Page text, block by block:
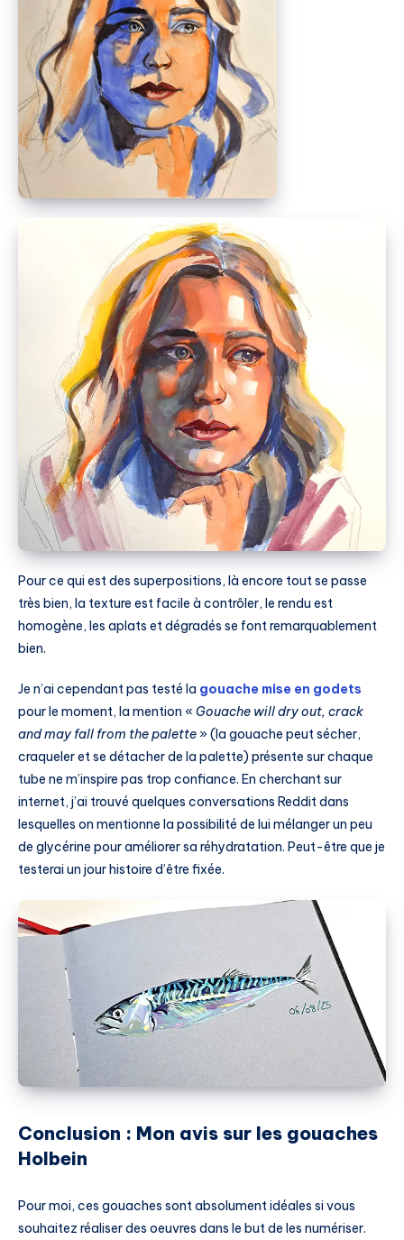
Pour ce qui est des superpositions, là encore tout se passe
très bien, la texture est facile à contrôler, le rendu est
homogène, les aplats et dégradés se font remarquablement
bien.
Je n’ai cependant pas testé la gouache mise en godets
pour le moment, la mention «Gouache will dry out, crack
and may fall from the palette» (la gouache peut sécher,
craqueler et se détacher de la palette) présente sur chaque
tube ne m’inspire pas trop confiance. En cherchant sur
internet, j’ai trouvé quelques conversations Reddit dans
lesquelles on mentionne la possibilité de lui mélanger un peu
de glycérine pour améliorer sa réhydratation. Peut-être que je
testerai un jour histoire d’être fixée.
Conclusion : Mon avis sur les gouaches
Holbein
Pour moi, ces gouaches sont absolument idéales si vous
souhaitez réaliser des oeuvres dans le but de les numériser.